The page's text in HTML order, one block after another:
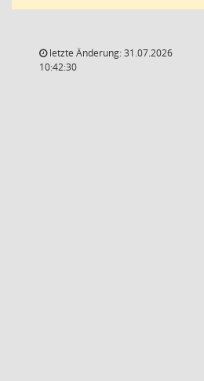
letzte Änderung: 31.07.2026
10:42:30